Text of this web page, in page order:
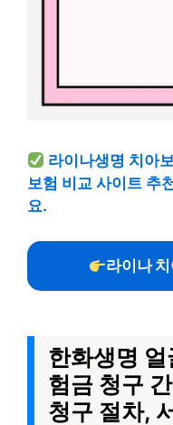
라이나생명 치아
보험 비교 사이트 추
요.
라이나
한화생명
험금 청구
청구 절차,